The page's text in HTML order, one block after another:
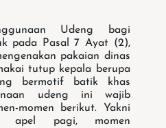
Udeng bagi
pada Pasal 7 Ayat (2),
pakaian dinas
tutup kepala berupa
bermotif batik khas
udeng ini wajib
momen berikut. Yakni
apel pagi, momen